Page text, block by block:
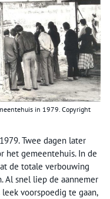
in 1979. Copyright
Twee dagen later
het gemeentehuis. In de
de totale verbouwing
Al snel liep de aannemer
voorspoedig te gaan,